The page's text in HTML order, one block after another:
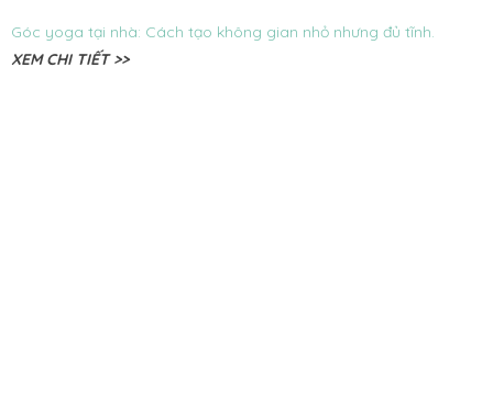
Góc yoga tại nhà: Cách tạo không gian nhỏ nhưng đủ tĩnh.
XEM CHI TIẾT >>